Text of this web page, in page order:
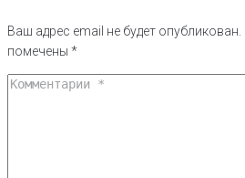
Ваш адрес email не будет опубликован.
помечены *